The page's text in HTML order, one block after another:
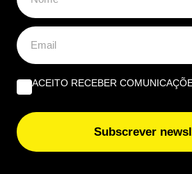
Nem aviões nem
diz que a solução para
está nos montes e
100
17:00 5 Agosto, 2026|Rubén
Um pastor espanhol defende
ACEITO RECEBER
Subscrever